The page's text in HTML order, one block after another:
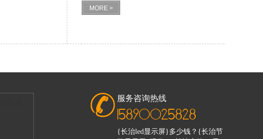
MORE >
服务咨询热线
15890025828
{长治led显示屏}多少钱？{长治节